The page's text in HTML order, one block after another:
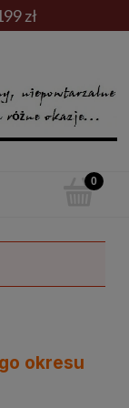
zł
okresu